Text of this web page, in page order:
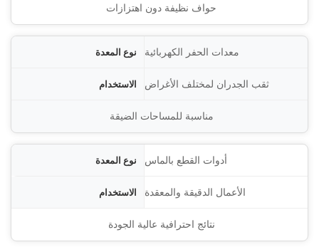
حواف نظيفة دون اهتزازات
معدات الحفر الكهربائية
ثقب الجدران لمختلف الأغراض
مناسبة للمساحات الضيقة
أدوات القطع بالماس
الأعمال الدقيقة والمعقدة
نتائج احترافية عالية الجودة